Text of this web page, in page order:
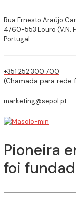
Rua Ernesto Araújo
4760-553 Louro (V.N.
Portugal
+351 252 300 700
(Chamada para rede
marketing@sepol.pt
Pioneira
foi